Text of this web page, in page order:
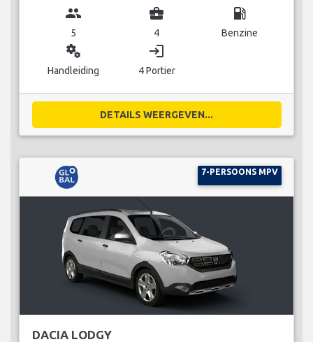
group
5
business_center
4
local_gas_station
Benzine
miscellaneous_services
Handleiding
login
4 Portier
DETAILS WEERGEVEN...
7-PERSOONS MPV
DACIA LODGY